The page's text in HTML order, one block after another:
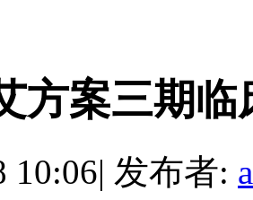
方案三期
10:06| 发布者: